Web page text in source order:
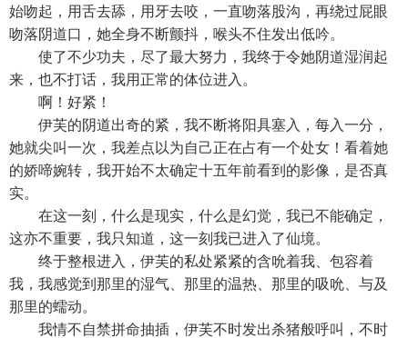
始吻起，用舌去舔，用牙去咬，一直吻落股沟，再绕过屁眼
吻落阴道口，她全身不断颤抖，喉头不住发出低吟。
使了不少功夫，尽了最大努力，我终于令她阴道湿润起
来，也不打话，我用正常的体位进入。
啊！好紧！
伊芙的阴道出奇的紧，我不断将阳具塞入，每入一分，
她就尖叫一次，我差点以为自己正在占有一个处女！看着她
的娇啼婉转，我开始不太确定十五年前看到的影像，是否真
实。
在这一刻，什么是现实，什么是幻觉，我已不能确定，
这亦不重要，我只知道，这一刻我已进入了仙境。
终于整根进入，伊芙的私处紧紧的含吮着我、包容着
我，我感觉到那里的湿气、那里的温热、那里的吸吮、与及
那里的蠕动。
我情不自禁拼命抽插，伊芙不时发出杀猪般呼叫，不时